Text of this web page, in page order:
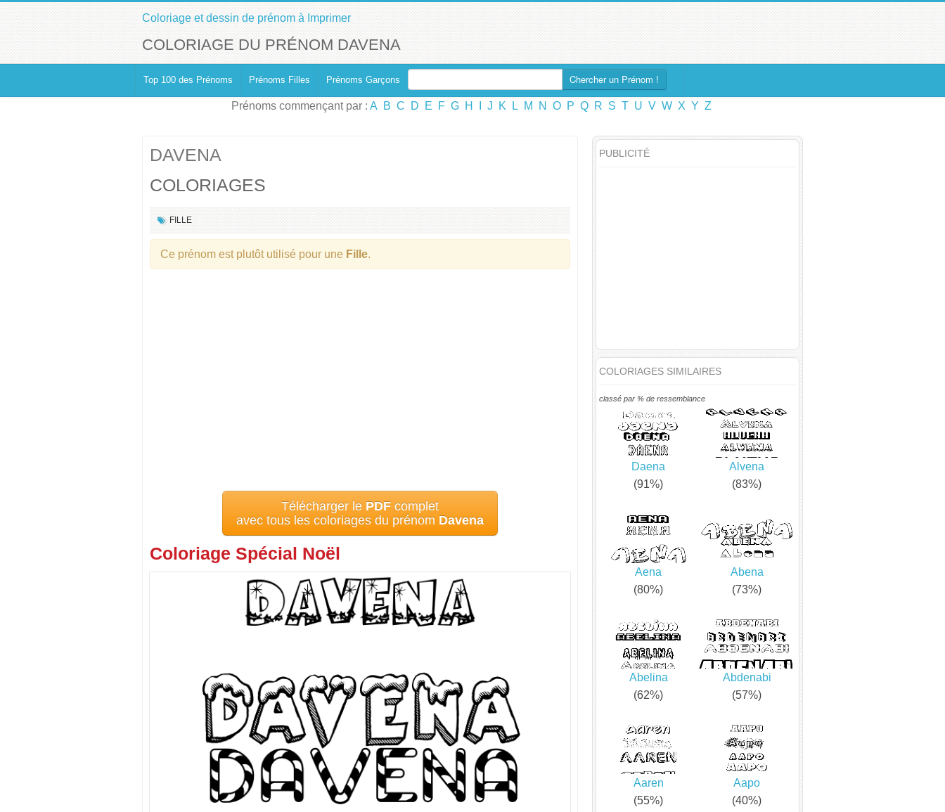
Coloriage et dessin de prénom à Imprimer
COLORIAGE DU PRÉNOM DAVENA
Top 100 des Prénoms Prénoms Filles Prénoms Garçons Chercher un Prénom !
Prénoms commençant par : A B C D E F G H J K L M N O P Q R S T U V W X Y Z
DAVENA
COLORIAGES
FILLE
Ce prénom est plutôt utilisé pour une Fille.
Télécharger le PDF complet
avec tous les coloriages du prénom Davena
Coloriage Spécial Noël
PUBLICITÉ
COLORIAGES SIMILAIRES
classé par % de ressemblance
Daena
(91%)
Alvena
(83%)
Aena
(80%)
Abena
(73%)
Abelina
(62%)
Abdenabi
(57%)
Aaren
(55%)
Aapo
(40%)